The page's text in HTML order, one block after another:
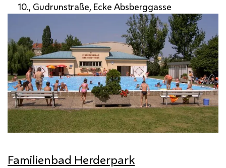
10., Gudrunstraße, Ecke Absberggasse
Familienbad Herderpark